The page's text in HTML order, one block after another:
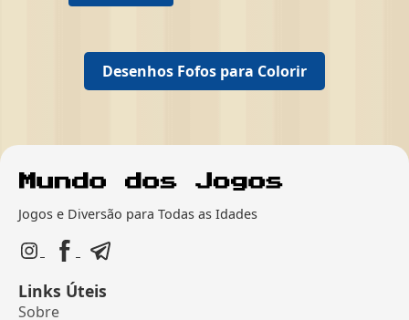
Desenhos Fofos para Colorir
Jogos e Diversão para Todas as Idades
Links Úteis
Sobre